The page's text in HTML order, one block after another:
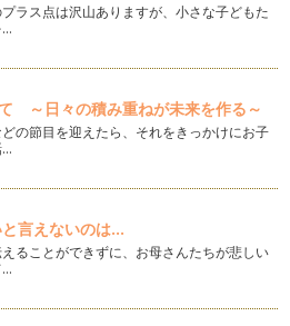
ば
は、やはりこの方の功績が大きい
名なラベン…
に植物の精油）を様々な方法で体に
疫力、自然…
います！
ます。今年もアロマ心理学でハッ
したいと思…
ンダーの作り方
けの効果を持つフルーツポマンダ
ラス点は沢山ありますが、小さな子どもた
…
～日々の積み重ねが未来を作る～
の節目を迎えたら、それをきっかけにお子
…
言えないのは...
ることができずに、お母さんたちが悲しい
…